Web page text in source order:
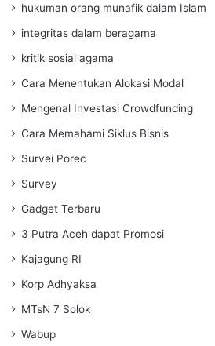
hukuman orang munafik dalam Islam
integritas dalam beragama
kritik sosial agama
Cara Menentukan Alokasi Modal
Mengenal Investasi Crowdfunding
Cara Memahami Siklus Bisnis
Survei Porec
Survey
Gadget Terbaru
3 Putra Aceh dapat Promosi
Kajagung RI
Korp Adhyaksa
MTsN 7 Solok
Wabup